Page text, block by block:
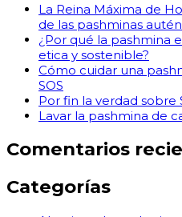
La Reina Máxima de
de las pashminas
¿Por qué la pashmina
etica y sostenible?
Cómo cuidar una
SOS
Por fin la verdad sobre
Lavar la pashmina de
Comentarios
Categorías